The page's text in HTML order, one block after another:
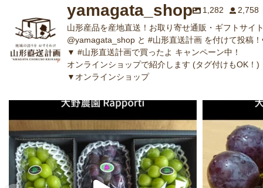
yamagata_shop 1,282
2,758
山形産品を産地直送！お取り寄せ通販・ギフトサイ
@yamagata_shop と #山形直送計画 を付けて投稿
▼ #山形直送計画で買ったよ キャンペーン中！
オンラインショップで紹介します (タグ付けもOK！)
▼オンラインショップ